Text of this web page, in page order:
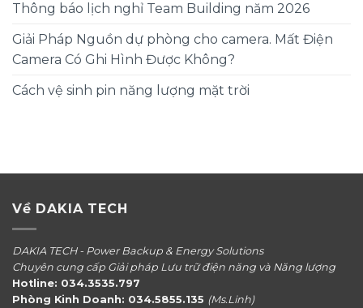
Thông báo lịch nghỉ Team Building năm 2026
Giải Pháp Nguồn dự phòng cho camera. Mất Điện
Camera Có Ghi Hình Được Không?
Cách vệ sinh pin năng lượng mặt trời
Về DAKIA TECH
DAKIA TECH - Power Backup & Energy Solutions
Chuyên cung cấp Giải pháp Lưu trữ điện năng và Năng lượng
Hotline: 034.3535.797
Phòng Kinh Doanh: 034.5855.135 (Ms.Linh)